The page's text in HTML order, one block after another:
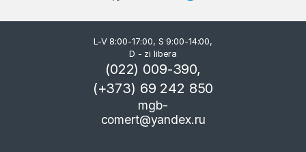
L-V 8:00-17:00, S 9:00-14:00,
D - zi libera
(022) 009-390,
(+373) 69 242 850
mgb-
comert@yandex.ru